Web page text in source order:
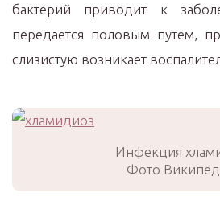
бактерий приводит к
передается половым путем,
слизистую возникает
Инфекция
Фото